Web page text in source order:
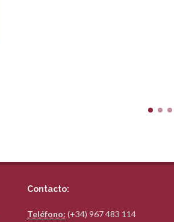
Contacto:
Teléfono: (+34) 967 483 114